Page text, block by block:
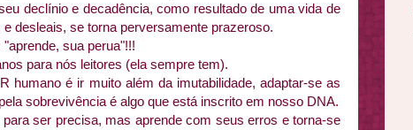
declínio e decadência, como resultado de uma vida de
desleais, se torna perversamente prazeroso.
sua perua"!!!
para nós leitores (ela sempre tem).
humano é ir muito além da imutabilidade, adaptar-se as
sobrevivência é algo que está inscrito em nosso DNA.
ser precisa, mas aprende com seus erros e torna-se